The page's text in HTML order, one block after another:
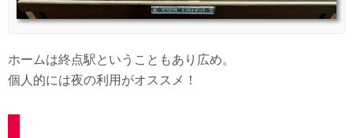
ホームは終点駅ということもあり広め。
個人的には夜の利用がオススメ！